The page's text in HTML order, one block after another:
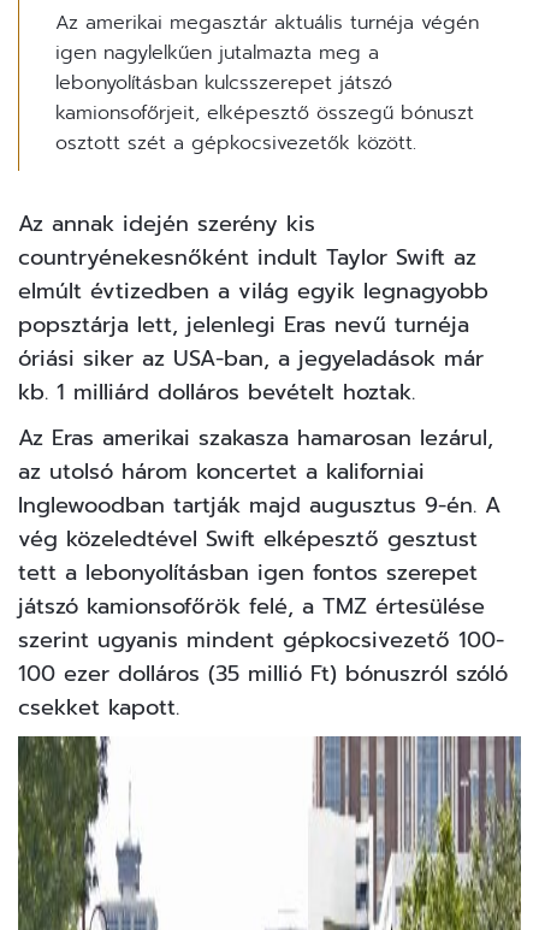
Az amerikai megasztár aktuális turnéja végén
igen nagylelkűen jutalmazta meg a
lebonyolításban kulcsszerepet játszó
kamionsofőrjeit, elképesztő összegű bónuszt
osztott szét a gépkocsivezetők között.
Az annak idején szerény kis
countryénekesnőként indult Taylor Swift az
elmúlt évtizedben a világ egyik legnagyobb
popsztárja lett, jelenlegi Eras nevű turnéja
óriási siker az USA-ban, a jegyeladások már
kb. 1 milliárd dolláros bevételt hoztak.
Az Eras amerikai szakasza hamarosan lezárul,
az utolsó három koncertet a kaliforniai
Inglewoodban tartják majd augusztus 9-én. A
vég közeledtével Swift elképesztő gesztust
tett a lebonyolításban igen fontos szerepet
játszó kamionsofőrök felé, a TMZ értesülése
szerint ugyanis mindent gépkocsivezető 100-
100 ezer dolláros (35 millió Ft) bónuszról szóló
csekket kapott.